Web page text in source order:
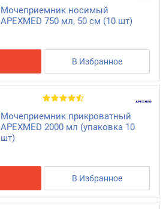
Мочеприемник носимый
APEXMED 750 мл, 50 см (10 шт)
В Избранное
Мочеприемник прикроватный
APEXMED 2000 мл (упаковка 10
шт)
В Избранное